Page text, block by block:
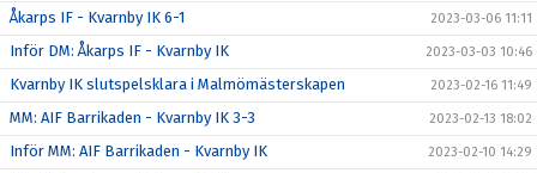
Åkarps IF - Kvarnby IK 6-1 2023-03-06 11:11
Inför DM: Åkarps IF - Kvarnby IK 2023-03-03 10:46
Kvarnby IK slutspelsklara i Malmömästerskapen 2023-02-16 11:49
MM: AIF Barrikaden - Kvarnby IK 3-3 2023-02-13 18:02
Inför MM: AIF Barrikaden - Kvarnby IK 2023-02-10 14:29